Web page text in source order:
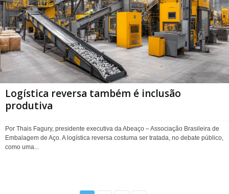
Logística reversa também é inclusão
produtiva
Por Thais Fagury, presidente executiva da Abeaço – Associação Brasileira de
Embalagem de Aço. A logística reversa costuma ser tratada, no debate público,
como uma...